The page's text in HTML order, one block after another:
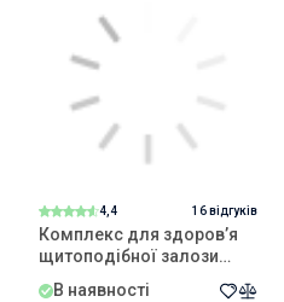
4,4 16 відгуків
Комплекс для здоров’я
щитоподібної залози
NOVEL
В наявності